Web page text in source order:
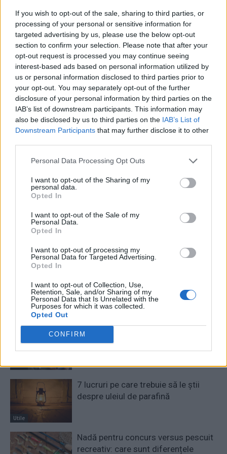
If you wish to opt-out of the sale, sharing to third parties, or
processing of your personal or sensitive information for
targeted advertising by us, please use the below opt-out
section to confirm your selection. Please note that after your
opt-out request is processed you may continue seeing
interest-based ads based on personal information utilized by
us or personal information disclosed to third parties prior to
your opt-out. You may separately opt-out of the further
disclosure of your personal information by third parties on the
IAB’s list of downstream participants. This information may
also be disclosed by us to third parties on the IAB’s List of
Downstream Participants that may further disclose it to other
Personal Data Processing Opt Outs
I want to opt-out of the Sharing of my
personal data.
Opted In
I want to opt-out of the Sale of my
Personal Data.
Opted In
I want to opt-out of processing my
Personal Data for Targeted Advertising.
Opted In
I want to opt-out of Collection, Use,
Retention, Sale, and/or Sharing of my
Personal Data that Is Unrelated with the
Purposes for which it was collected.
Opted Out
CONFIRM
Articolul precedent
Epilog la linșajul de după
alegerile de la Sectorul 1:
Antena 3, RTV, Gâdea,
Biroului Electoral, pe care-l
Articolul următor
Ucraina vrea să
demilitarizeze 5 regiuni de
graniță din Rusia: Briansk,
ajunge și în Rusia”
Publicitate
RELATED ARTICLES
Utile
(P) Cum contribuie Affinity la
bunăstarea fizică și emoțională a
Utile
7 lucruri pe care trebuie să le știi
despre uleiul de parafină
Nadă pentru concurs versus pescuit
recreativ: care sunt diferențele